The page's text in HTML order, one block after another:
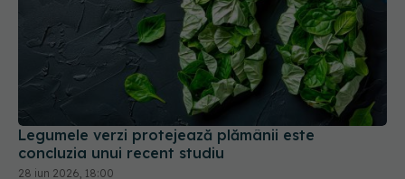
Legumele verzi protejează plămânii este
concluzia unui recent studiu
28 iun 2026, 18:00